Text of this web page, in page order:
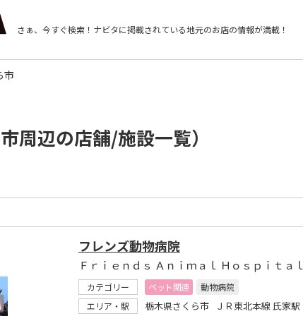
さぁ、今すぐ検索！ ナビタに掲載されている地元のお店の情報が満載！
市
周辺の店舗/施設一覧）
フレンズ動物病院
Ｆｒｉｅｎｄｓ Ａｎｉｍａｌ Ｈｏｓｐｉｔａｌ
カテゴリー ペット関連
動物病院
エリア・駅
栃木県さくら市 ＪＲ東北本線 氏家駅